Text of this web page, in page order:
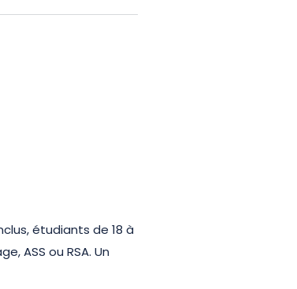
étudiants de 18 à
ASS ou RSA. Un